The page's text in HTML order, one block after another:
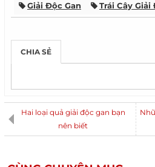
Giải Độc Gan Trái Cây Giải
CHIA SẺ
Hai loại quả giải độc gan bạn
nên biết